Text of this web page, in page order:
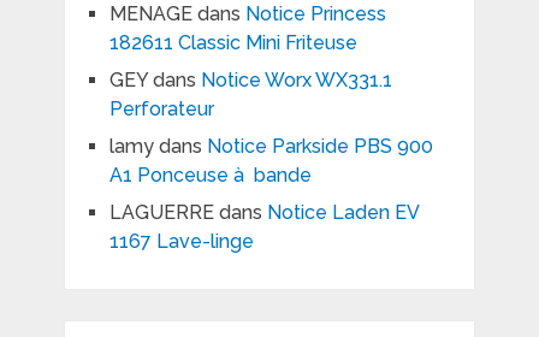
MENAGEdans Notice Princess
182611 Classic Mini Friteuse
GEYdans Notice Worx WX331.1
Perforateur
lamydans Notice Parkside PBS 900
A1 Ponceuse à bande
LAGUERREdans Notice Laden EV
1167 Lave-linge